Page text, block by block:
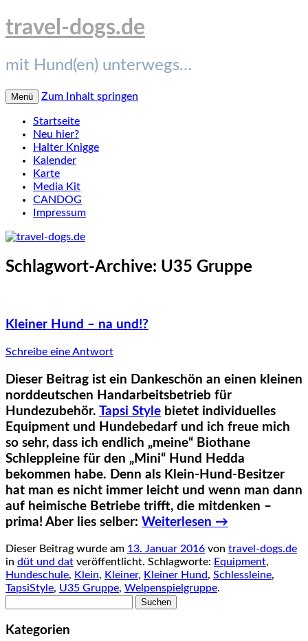
travel-dogs.de
mit Hund(en) unterwegs…
Menü Zum Inhalt springen
Startseite
Neu hier?
Halter Knigge
Kalender
Karte
Media Kit
CANDOG
Impressum
Schlagwort-Archive: U35 Gruppe
Kleiner Hund – na und!?
Schreibe eine Antwort
Dieser Beitrag ist ein Dankeschön an einen kleinen
norddeutschen Handarbeitsbetrieb für
Hundezubehör. Tapsi Style bietet individuelles
Equipment und Hundebedarf und ich freue mich
so sehr, dass ich endlich „meine“ Biothane
Schleppleine für den „Mini“ Hund Hedda
bekommen habe. Denn als Klein-Hund-Besitzer
hat man es nicht immer leicht und wenn man dann
auf heimische Betriebe trifft, die mitdenken –
prima! Aber lies selber: Weiterlesen →
Dieser Beitrag wurde am 13. Januar 2016 von travel-dogs.de
in düt und dat veröffentlicht. Schlagworte: Equipment,
Hundeschule, Klein, Kleiner, Kleiner Hund, Schlessleine,
TapsiStyle, U35 Gruppe, Welpenspielgruppe.
Kategorien